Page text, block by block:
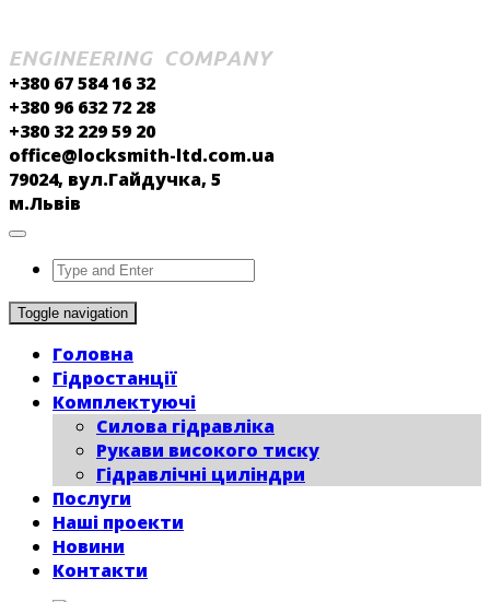
+380 67 584 16 32
+380 96 632 72 28
+380 32 229 59 20
office@locksmith-ltd.com.ua
79024, вул.Гайдучка, 5
м.Львів
Toggle navigation
Головна
Гідростанції
Комплектуючі
Силова гідравліка
Рукави високого тиску
Гідравлічні циліндри
Послуги
Наші проекти
Новини
Контакти